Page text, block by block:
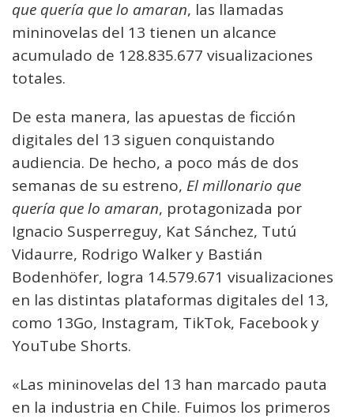
que quería que lo amaran, las llamadas
mininovelas del 13 tienen un alcance
acumulado de 128.835.677 visualizaciones
totales.
De esta manera, las apuestas de ficción
digitales del 13 siguen conquistando
audiencia. De hecho, a poco más de dos
semanas de su estreno, El millonario que
quería que lo amaran, protagonizada por
Ignacio Susperreguy, Kat Sánchez, Tutú
Vidaurre, Rodrigo Walker y Bastián
Bodenhöfer, logra 14.579.671 visualizaciones
en las distintas plataformas digitales del 13,
como 13Go, Instagram, TikTok, Facebook y
YouTube Shorts.
«Las mininovelas del 13 han marcado pauta
en la industria en Chile. Fuimos los primeros